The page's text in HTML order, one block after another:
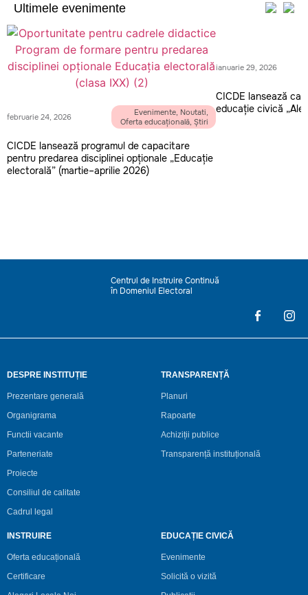
Ultimele evenimente​
februarie 24, 2026 Evenimente, Noutati,
Oferta educațională, Știri
CICDE lansează programul de capacitare
pentru predarea disciplinei opționale „Educație
electorală” (martie–aprilie 2026)
ianuarie 29, 2026
CICDE lansează
educație civică
Centrul de Instruire Continuă
în Domeniul Electoral
DESPRE INSTITUȚIE
Prezentare generală
Organigrama
Functii vacante
Parteneriate
Proiecte
Consiliul de calitate
Cadrul legal
TRANSPARENȚĂ
Planuri
Rapoarte
Achiziții publice
Transparență instituțională
INSTRUIRE
Oferta educațională
Certificare
EDUCAȚIE CIVICĂ
Evenimente
Solicită o vizită